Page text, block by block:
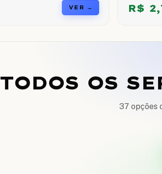
VER → R$
TODOS OS
37 opções